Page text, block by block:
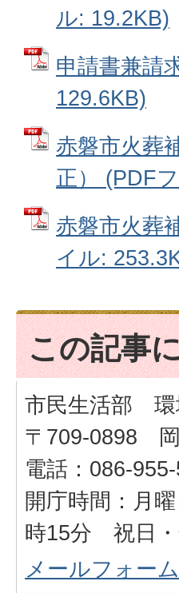
ル: 19.2KB)
申請書兼請
129.6KB)
赤磐市火葬
正） (PDF
赤磐市火葬
イル:
この記事
市民生活部 環
〒709-0898
電話：086-
開庁時間：月
時15分 祝日・
メールフォー